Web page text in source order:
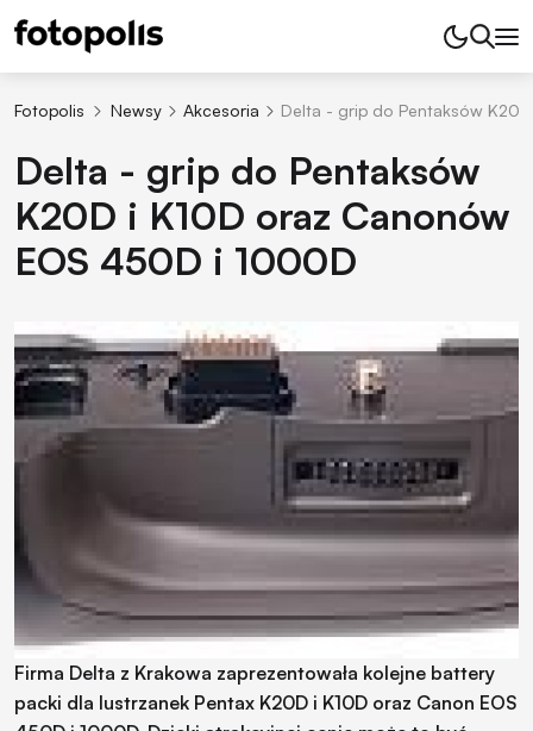
Fotopolis Newsy Akcesoria Delta - grip do Pentaksów
Delta - grip do Pentaksów
K20D i K10D oraz Canonów
EOS 450D i 1000D
Firma Delta z Krakowa zaprezentowała kolejne battery
packi dla lustrzanek Pentax K20D i K10D oraz Canon EOS